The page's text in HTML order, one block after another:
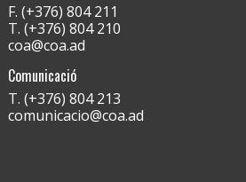
F. (+376) 804 211
T. (+376) 804 210
coa@coa.ad
Comunicació
T. (+376) 804 213
comunicacio@coa.ad